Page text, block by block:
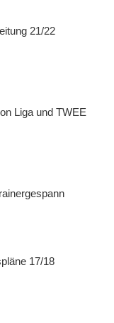
21/22
Liga und TWEE
17/18